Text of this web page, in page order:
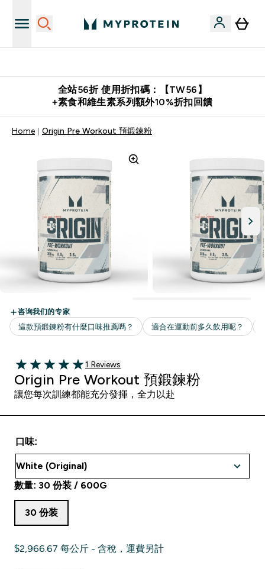
全站56折 使用折扣碼：【TW56】
+素食和維生素系列額外10%折扣回饋
Home Origin Pre Workout 預鍛鍊粉
5 out of 5 stars
1 customer reviews
1 Reviews
Origin Pre Workout 預鍛鍊粉
讓您每次訓練都能充分發揮，全力以赴
口味:
數量: 30 份装 / 600G
30 份装
$2,966.67‎ 每公斤 - 含稅，運費另計